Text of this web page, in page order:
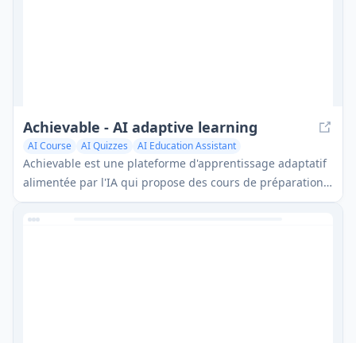
Achievable - AI adaptive learning
AI Course AI Quizzes AI Education Assistant
Achievable est une plateforme d'apprentissage adaptatif
alimentée par l'IA qui propose des cours de préparation
aux examens personnalisés avec un contenu en
morceaux, des quiz intelligents et des calendriers d'étude